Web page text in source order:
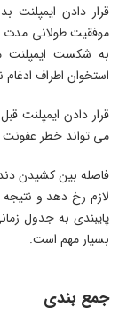
قرار دادن ایمپلنت
موفقیت طولانی مدت
به شکست ایمپلنت
استخوان اطراف
قرار دادن ایمپلنت
می تواند خطر عفونت
فاصله بین کشیدن
لازم رخ دهد و نتیجه
پایبندی به جدول
بسیار مهم است.
جمع بندی